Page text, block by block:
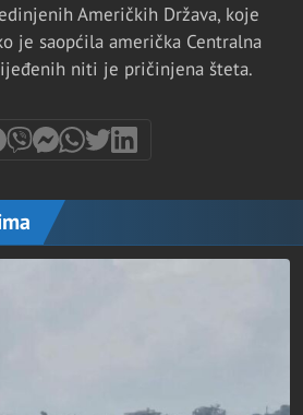
Američkih Država, koje
je saopćila američka Centralna
niti je pričinjena šteta.